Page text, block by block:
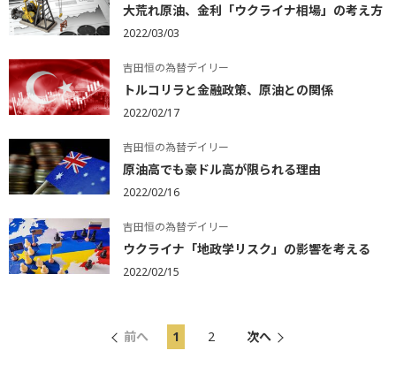
大荒れ原油、金利「ウクライナ相場」の考え方
2022/03/03
吉田恒の為替デイリー
トルコリラと金融政策、原油との関係
2022/02/17
吉田恒の為替デイリー
原油高でも豪ドル高が限られる理由
2022/02/16
吉田恒の為替デイリー
ウクライナ「地政学リスク」の影響を考える
2022/02/15
前へ 1 2 次へ